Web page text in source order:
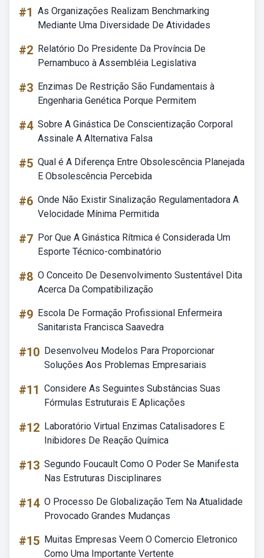
#1 As Organizações Realizam Benchmarking
Mediante Uma Diversidade De Atividades
#2 Relatório Do Presidente Da Província De
Pernambuco à Assembléia Legislativa
#3 Enzimas De Restrição São Fundamentais à
Engenharia Genética Porque Permitem
#4 Sobre A Ginástica De Conscientização Corporal
Assinale A Alternativa Falsa
#5 Qual é A Diferença Entre Obsolescência Planejada
E Obsolescência Percebida
#6 Onde Não Existir Sinalização Regulamentadora A
Velocidade Mínima Permitida
#7 Por Que A Ginástica Rítmica é Considerada Um
Esporte Técnico-combinatório
#8 O Conceito De Desenvolvimento Sustentável Dita
Acerca Da Compatibilização
#9 Escola De Formação Profissional Enfermeira
Sanitarista Francisca Saavedra
#10 Desenvolveu Modelos Para Proporcionar
Soluções Aos Problemas Empresariais
#11 Considere As Seguintes Substâncias Suas
Fórmulas Estruturais E Aplicações
#12 Laboratório Virtual Enzimas Catalisadores E
Inibidores De Reação Química
#13 Segundo Foucault Como O Poder Se Manifesta
Nas Estruturas Disciplinares
#14 O Processo De Globalização Tem Na Atualidade
Provocado Grandes Mudanças
#15 Muitas Empresas Veem O Comercio Eletronico
Como Uma Importante Vertente